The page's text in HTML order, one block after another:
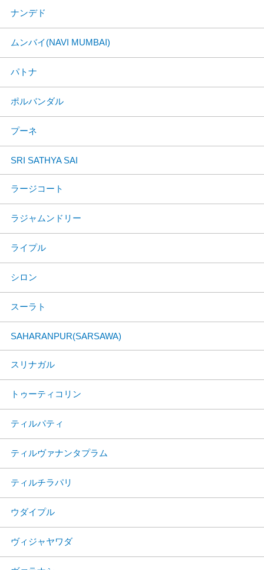
ナンデド
ムンバイ(NAVI MUMBAI)
パトナ
ポルバンダル
プーネ
SRI SATHYA SAI
ラージコート
ラジャムンドリー
ライプル
シロン
スーラト
SAHARANPUR(SARSAWA)
スリナガル
トゥーティコリン
ティルパティ
ティルヴァナンタプラム
ティルチラパリ
ウダイプル
ヴィジャヤワダ